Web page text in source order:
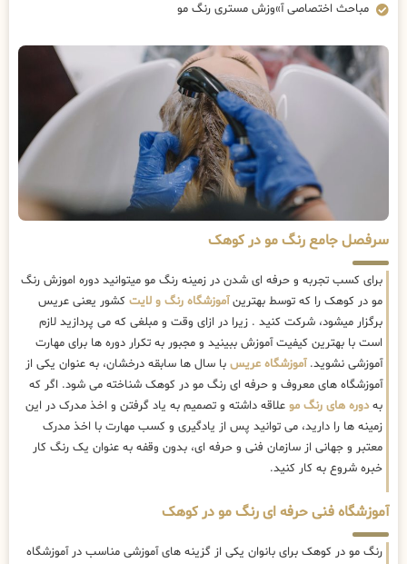
مباحث اختصاصی آ»وزش مستری رنگ مو
سرفصل جامع رنگ مو در کوهک
برای کسب تجربه و حرفه ای شدن در زمینه رنگ مو میتوانید دوره اموزش رنگ
مو در کوهک را که توسط بهترینآموزشگاه رنگ و لایت کشور یعنی عریس
برگزار میشود، شرکت کنید . زیرا در ازای وقت و مبلغی که می پردازید لازم
است با بهترین کیفیت آموزش ببینید و مجبور به تکرار دوره ها برای مهارت
آموزشی نشوید.آموزشگاه عریس با سال ها سابقه درخشان، به عنوان یکی از
آموزشگاه های معروف و حرفه ای رنگ مو در کوهک شناخته می شود. اگر که
بهدوره های رنگ مو علاقه داشته و تصمیم به یاد گرفتن و اخذ مدرک در این
زمینه ها را دارید، می توانید پس از یادگیری و کسب مهارت با اخذ مدرک
معتبر و جهانی از سازمان فنی و حرفه ای، بدون وقفه به عنوان یک رنگ کار
خبره شروع به کار کنید.
آموزشگاه فنی حرفه ای رنگ مو در کوهک
رنگ مو در کوهک برای بانوان یکی از گزینه های آموزشی مناسب در آموزشگاه